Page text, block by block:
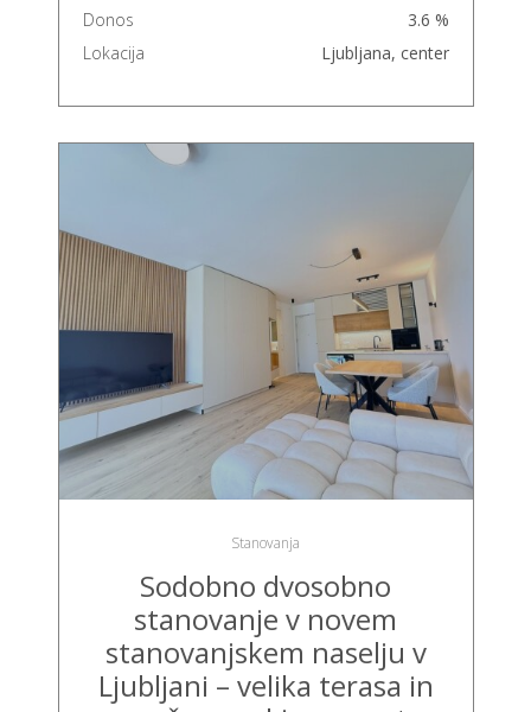
Donos
3.6 %
Lokacija
Ljubljana, center
Stanovanja
Sodobno dvosobno
stanovanje v novem
stanovanjskem naselju v
Ljubljani – velika terasa in